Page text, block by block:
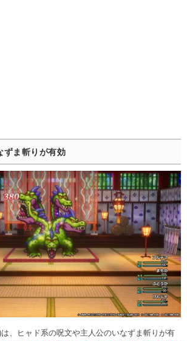
ずま斬りが有効
、ヒャド系の呪文や主人公のいなずま斬りが有